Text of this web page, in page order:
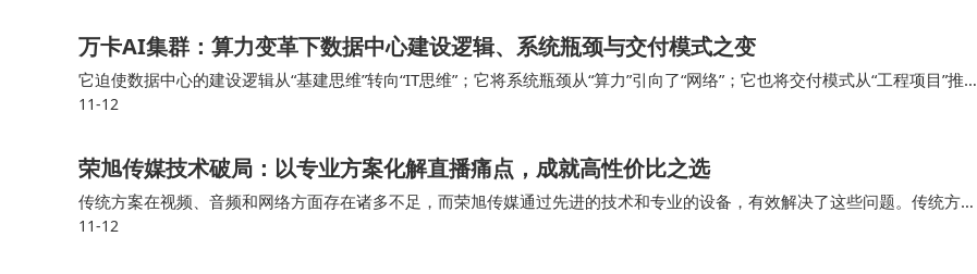
万卡AI集群：算力变革下数据中心建设逻辑、系统瓶颈与交付模式之变
它迫使数据中心的建设逻辑从“基建思维”转向“IT思维”；它将系统瓶颈从“算力”引向了“网络”；它也将交付模式从“工程项目”推向
了“产品制造”。 当一个万卡集群被点亮时，它不再是一个被动容纳IT设备的“机房”…
11-12
荣旭传媒技术破局：以专业方案化解直播痛点，成就高性价比之选
传统方案在视频、音频和网络方面存在诸多不足，而荣旭传媒通过先进的技术和专业的设备，有效解决了这些问题。传统方案
的视频分辨率较低，画面不够清晰，而荣旭传媒的4K 超高清视频拍摄制作让画面质量有了质的提升；传统…
11-12